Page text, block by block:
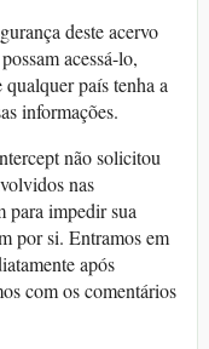
deste acervo
acessá-lo,
país tenha a
informações.
não solicitou
nas
para impedir sua
por si. Entramos em
após
com os comentários